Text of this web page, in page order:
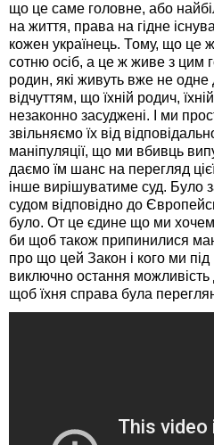
що це саме головне, або
на життя, права на гідне
кожен українець. Тому, що це
сотню осіб, а це ж живе з цим
родин, які живуть вже не одне
відчуттям, що їхній родич,
незаконно засуджені. І ми
звільняємо їх від
маніпуляції, що ми вбивць
даємо їм шанс на перегляд
інше вирішуватиме суд. Було
судом відповідно до
було. От це єдине що ми
би щоб також припинилися
про що цей Закон і кого ми
виключно остання
щоб їхня справа була